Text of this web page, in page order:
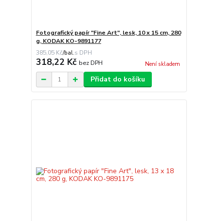
Fotografický papír "Fine Art", lesk, 10 x 15 cm, 280
g, KODAK KO-9891177
385,05 Kč/bal.
318,22 Kč bez DPH Není skladem
Přidat do košíku